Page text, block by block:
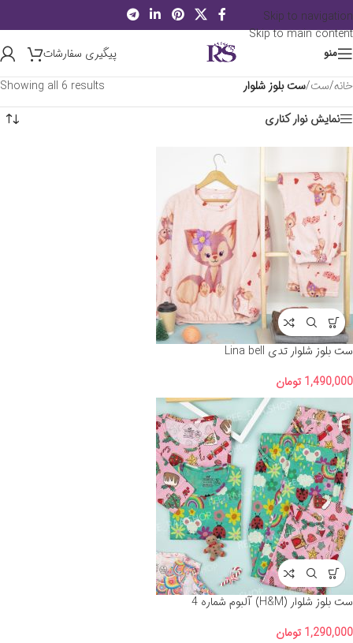
Skip to navigation
Skip to main content
منو
پیگیری سفارشات
خانه/ست/ست بلوز شلوار
Showing all 6 results
نمایش نوار کناری
ست بلوز شلوار تدی Lina bell
1,490,000 تومان
ست بلوز شلوار (H&M) آلبوم شماره 4
1,290,000 تومان